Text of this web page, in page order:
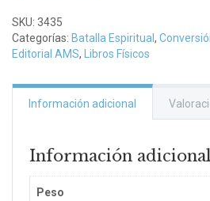
SKU: 3435
Categorías: Batalla Espiritual ,
Editorial AMS, Libros Físicos
Información adicional
Información adicional
Peso